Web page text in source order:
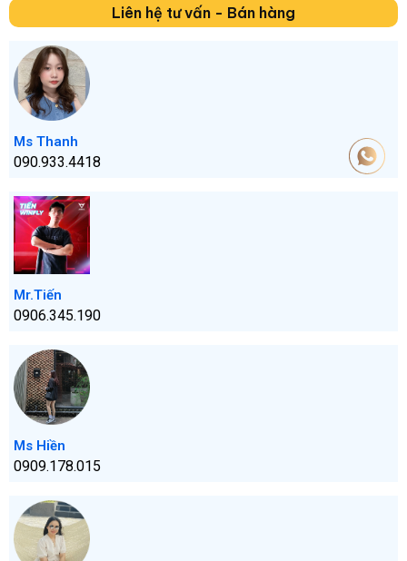
Liên hệ tư vấn - Bán hàng
Ms Thanh
090.933.4418
Mr.Tiến
0906.345.190
Ms Hiền
0909.178.015